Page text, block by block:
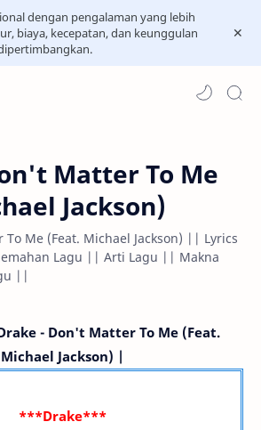
dengan pengalaman yang lebih
biaya, kecepatan, dan keunggulan
Matter To Me
Jackson)
Me (Feat. Michael Jackson) || Lyrics
Lagu || Arti Lagu || Makna
||
- Don't Matter To Me (Feat.
Michael Jackson) |
***Drake***